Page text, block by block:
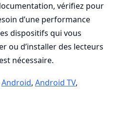
vérifiez pour
d’une performance
dispositifs qui vous
ou d’installer des lecteurs
nécessaire.
Android, Android TV,